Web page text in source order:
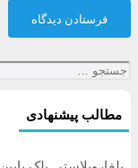
فرستادن دیدگاه
جستجو
برای:
مطالب پیشنهادی